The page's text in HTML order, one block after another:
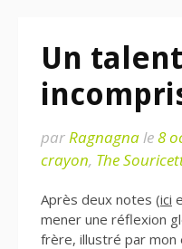
Un
parRagnagnale8
crayon, The
Après deux notes (ici
mener une réflexion
frère, illustré par mon